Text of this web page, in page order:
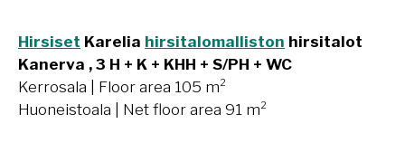
Hirsiset Karelia hirsitalomalliston hirsitalot
Kanerva , 3 H + K + KHH + S/PH + WC
Kerrosala | Floor area 105 m²
Huoneistoala | Net floor area 91 m²